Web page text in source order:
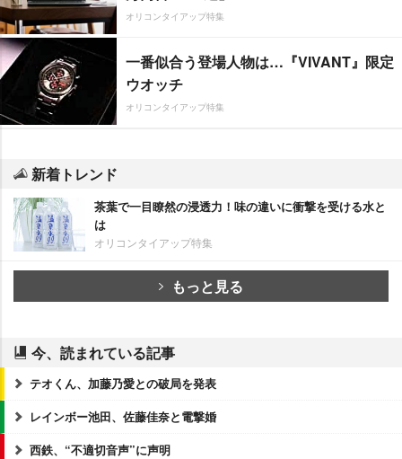
オリコンタイアップ特集
一番似合う登場人物は…『VIVANT』限定
ウオッチ
オリコンタイアップ特集
新着トレンド
茶葉で一目瞭然の浸透力！味の違いに衝撃を受ける水と
は
オリコンタイアップ特集
もっと見る
今、読まれている記事
テオくん、加藤乃愛との破局を発表
レインボー池田、佐藤佳奈と電撃婚
西鉄、“不適切音声”に声明